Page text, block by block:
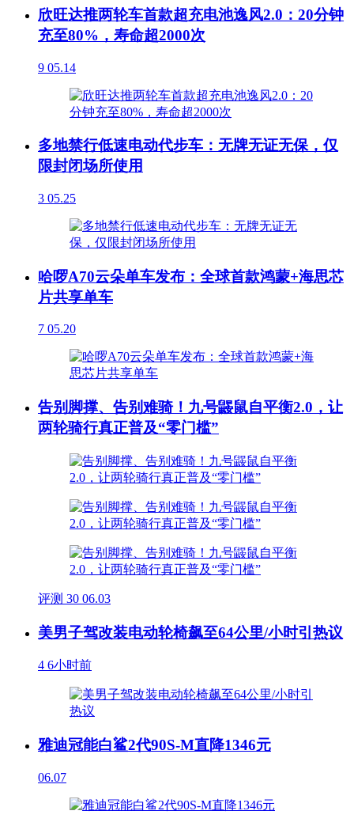
欣旺达推两轮车首款超充电池逸风2.0：20分钟
充至80%，寿命超2000次
9 05.14
多地禁行低速电动代步车：无牌无证无保，仅
限封闭场所使用
3 05.25
哈啰A70云朵单车发布：全球首款鸿蒙+海思芯
片共享单车
7 05.20
告别脚撑、告别难骑！九号鼹鼠自平衡2.0，让
两轮骑行真正普及“零门槛”
评测 30 06.03
美男子驾改装电动轮椅飙至64公里/小时引热议
4 6小时前
雅迪冠能白鲨2代90S-M直降1346元
06.07